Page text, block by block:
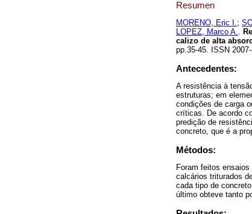
Resumen
MORENO, Eric I.;
LOPEZ, Marco A..
calizo de alta
pp.35-45. ISSN 2007-
Antecedentes:
A resistência à
estruturas; em
condições de carga
críticas. De acordo
predição de
concreto, que é a
Métodos:
Foram feitos
calcários triturados
cada tipo de
último obteve tanto